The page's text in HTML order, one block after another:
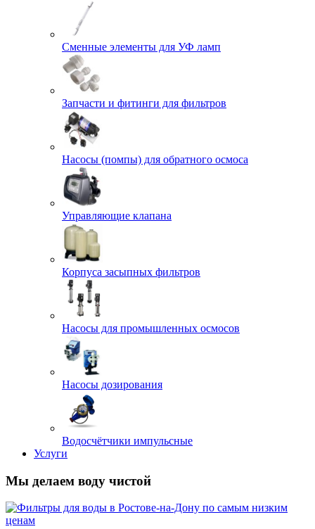
Сменные элементы для УФ ламп
Запчасти и фитинги для фильтров
Насосы (помпы) для обратного осмоса
Управляющие клапана
Корпуса засыпных фильтров
Насосы для промышленных осмосов
Насосы дозирования
Водосчётчики импульсные
Услуги
Мы делаем воду чистой